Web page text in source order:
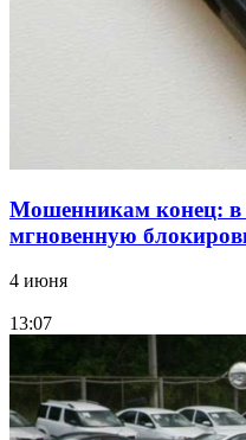
Мошенникам конец: в
мгновенную
4 июня
13:07